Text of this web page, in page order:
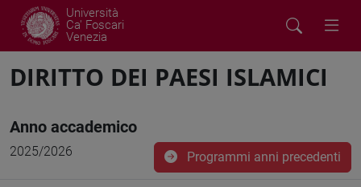
Università
Ca' Foscari
Venezia
DIRITTO DEI PAESI ISLAMICI
Anno accademico
2025/2026 Programmi anni precedenti